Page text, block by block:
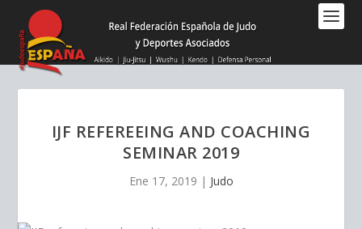
este
sitio
web
IJF REFEREEING AND COACHING
SEMINAR 2019
Ene 17, 2019 | Judo